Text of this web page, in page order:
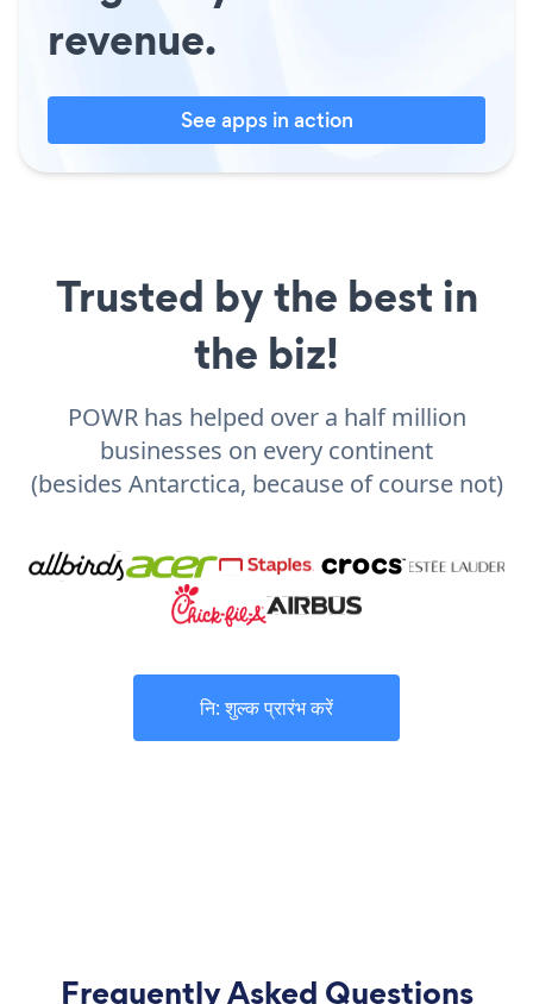
revenue.
See apps in action
Trusted by the best in
the biz!
POWR has helped over a half million
businesses on every continent
(besides Antarctica, because of course not)
नि: शुल्क प्रारंभ करें
Frequently Asked Questions